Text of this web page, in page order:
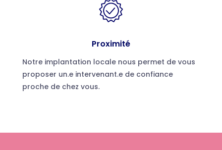
Proximité
Notre implantation locale nous permet de vous
proposer un.e intervenant.e de confiance
proche de chez vous.